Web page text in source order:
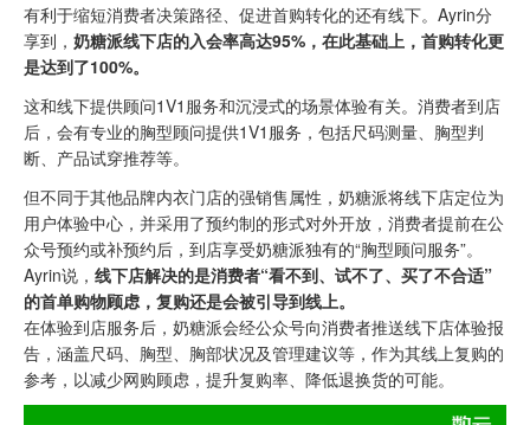
有利于缩短消费者决策路径、促进首购转化的还有线下。Ayrin分
享到， 奶糖派线下店的入会率高达95%，在此基础上，首购转化更
是达到了100%。
这和线下提供顾问1V1服务和沉浸式的场景体验有关。消费者到店
后，会有专业的胸型顾问提供1V1服务，包括尺码测量、胸型判
断、产品试穿推荐等。
但不同于其他品牌内衣门店的强销售属性，奶糖派将线下店定位为
用户体验中心，并采用了预约制的形式对外开放，消费者提前在公
众号预约或补预约后，到店享受奶糖派独有的“胸型顾问服务”。
Ayrin说， 线下店解决的是消费者“看不到、试不了、买了不合适”
的首单购物顾虑，复购还是会被引导到线上。
在体验到店服务后，奶糖派会经公众号向消费者推送线下店体验报
告，涵盖尺码、胸型、胸部状况及管理建议等，作为其线上复购的
参考，以减少网购顾虑，提升复购率、降低退换货的可能。